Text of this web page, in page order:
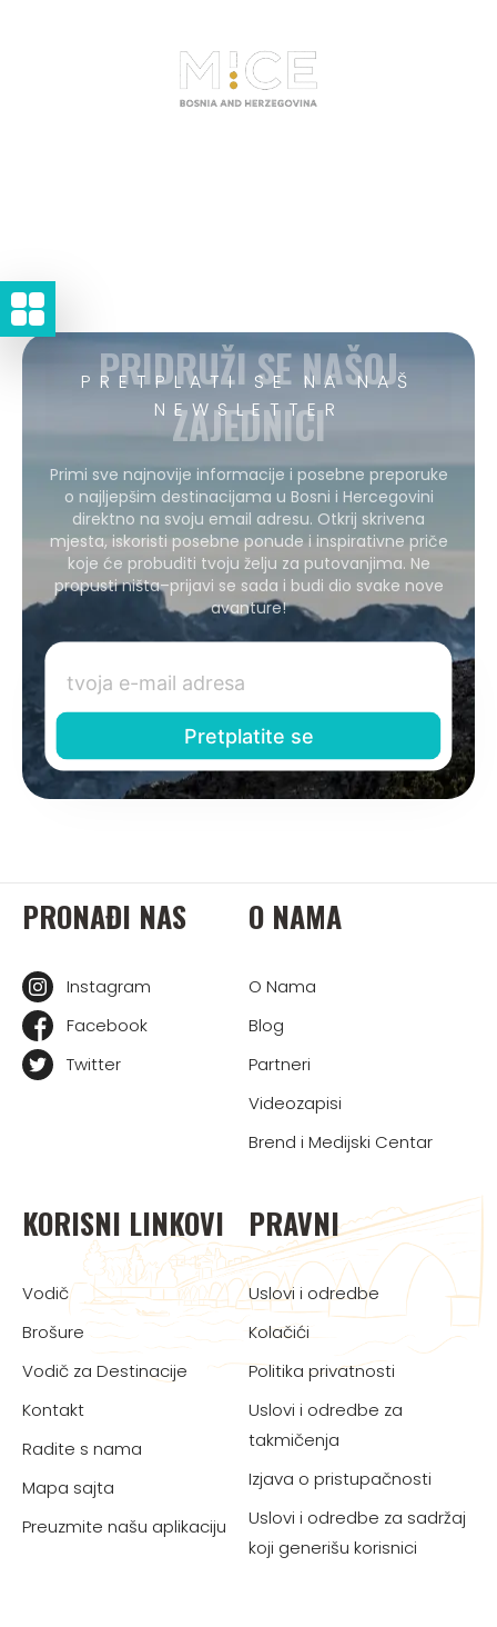
PRETPLATI SE NA NAŠ
NEWSLETTER
PRIDRUŽI SE NAŠOJ
ZAJEDNICI
Primi sve najnovije informacije i posebne preporuke
o najljepšim destinacijama u Bosni i Hercegovini
direktno na svoju email adresu. Otkrij skrivena
mjesta, iskoristi posebne ponude i inspirativne priče
koje će probuditi tvoju želju za putovanjima. Ne
propusti ništa–prijavi se sada i budi dio svake nove
avanture!
PRONAĐI NAS
Instagram
Facebook
Twitter
O NAMA
O Nama
Blog
Partneri
Videozapisi
Brend i Medijski Centar
KORISNI LINKOVI
Vodič
Brošure
Vodič za Destinacije
Kontakt
Radite s nama
Mapa sajta
Preuzmite našu aplikaciju
PRAVNI
Uslovi i odredbe
Kolačići
Politika privatnosti
Uslovi i odredbe za
takmičenja
Izjava o pristupačnosti
Uslovi i odredbe za sadržaj
koji generišu korisnici